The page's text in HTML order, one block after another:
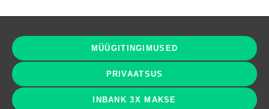
MÜÜGITINGIMUSED
PRIVAATSUS
INBANK 3X MAKSE